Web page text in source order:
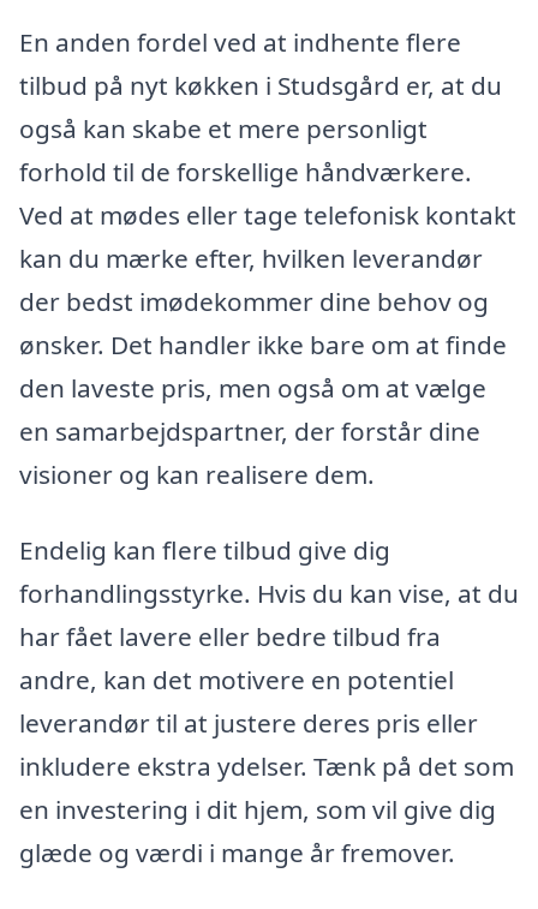
En anden fordel ved at indhente flere
tilbud på nyt køkken i Studsgård er, at du
også kan skabe et mere personligt
forhold til de forskellige håndværkere.
Ved at mødes eller tage telefonisk kontakt
kan du mærke efter, hvilken leverandør
der bedst imødekommer dine behov og
ønsker. Det handler ikke bare om at finde
den laveste pris, men også om at vælge
en samarbejdspartner, der forstår dine
visioner og kan realisere dem.
Endelig kan flere tilbud give dig
forhandlingsstyrke. Hvis du kan vise, at du
har fået lavere eller bedre tilbud fra
andre, kan det motivere en potentiel
leverandør til at justere deres pris eller
inkludere ekstra ydelser. Tænk på det som
en investering i dit hjem, som vil give dig
glæde og værdi i mange år fremover.